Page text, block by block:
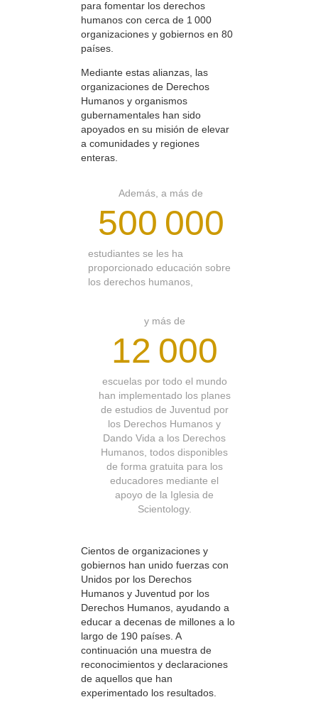
para fomentar los derechos
humanos con cerca de 1 000
organizaciones y gobiernos en 80
países.
Mediante estas alianzas, las
organizaciones de Derechos
Humanos y organismos
gubernamentales han sido
apoyados en su misión de elevar
a comunidades y regiones
enteras.
Además, a más de
500 000
estudiantes se les ha
proporcionado educación sobre
los derechos humanos,
y más de
12 000
escuelas por todo el mundo
han implementado los planes
de estudios de Juventud por
los Derechos Humanos y
Dando Vida a los Derechos
Humanos, todos disponibles
de forma gratuita para los
educadores mediante el
apoyo de la Iglesia de
Scientology.
Cientos de organizaciones y
gobiernos han unido fuerzas con
Unidos por los Derechos
Humanos y Juventud por los
Derechos Humanos, ayudando a
educar a decenas de millones a lo
largo de 190 países. A
continuación una muestra de
reconocimientos y declaraciones
de aquellos que han
experimentado los resultados.